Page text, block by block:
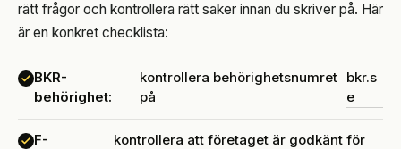
rätt frågor och kontrollera rätt saker innan du skriver på. Här
är en konkret checklista:
BKR-
behörighet:
kontrollera behörighetsnumret
på
bkr.s
e
F-
kontrollera att företaget är godkänt för